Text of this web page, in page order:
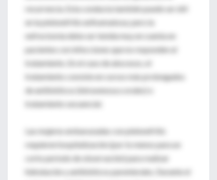
recurrencia. Esta conducta también puede ser útil
en la pielonefritis enfisematosa; pero la
nefrectomía debe ser tenida muy en cuenta en
pacientes con infecciones que no responden al
tratamiento. En el caso de abscesos, el
tratamiento consiste en cursos más prolongados
de antibióticos (intravenosa u orales) o
tratamiento secuencial.
Las mujeres embarazadas con pielonefritis
requieren hospitalización (por lo menos para un
corto período de observación) para realizar
hidratación y antibióticos parenterales. Durante el